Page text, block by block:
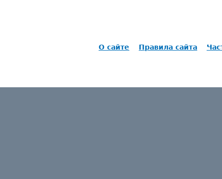
О сайте Правила сайта